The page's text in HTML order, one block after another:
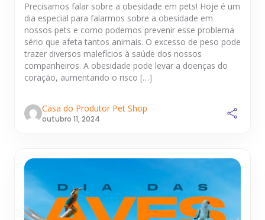
Precisamos falar sobre a obesidade em pets! Hoje é um
dia especial para falarmos sobre a obesidade em
nossos pets e como podemos prevenir esse problema
sério que afeta tantos animais. O excesso de peso pode
trazer diversos malefícios à saúde dos nossos
companheiros. A obesidade pode levar a doenças do
coração, aumentando o risco […]
Casa do Produtor Pet Shop
outubro 11, 2024